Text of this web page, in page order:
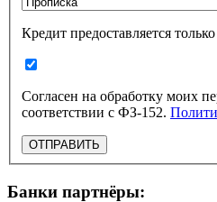
Кредит предоставляется
Согласен на обработку моих
соответствии с ФЗ-152.
ОТПРАВИТЬ
Банки партнёры: